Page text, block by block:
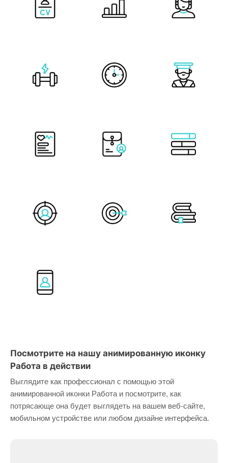
Посмотрите на нашу анимированную иконку
Работа в действии
Выглядите как профессионал с помощью этой
анимированной иконки Работа и посмотрите, как
потрясающе она будет выглядеть на вашем веб-сайте,
мобильном устройстве или любом дизайне интерфейса.